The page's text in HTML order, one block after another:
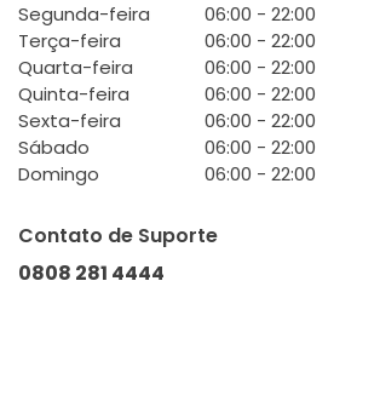
Segunda-feira
06:00 - 22:00
Terça-feira
06:00 - 22:00
Quarta-feira
06:00 - 22:00
Quinta-feira
06:00 - 22:00
Sexta-feira
06:00 - 22:00
Sábado
06:00 - 22:00
Domingo
06:00 - 22:00
Contato de Suporte
0808 281 4444